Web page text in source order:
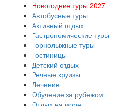
Новогодние туры 2027
Автобусные туры
Активный отдых
Гастрономические туры
Горнолыжные туры
Гостиницы
Детский отдых
Речные круизы
Лечение
Обучение за рубежом
Отдых на море